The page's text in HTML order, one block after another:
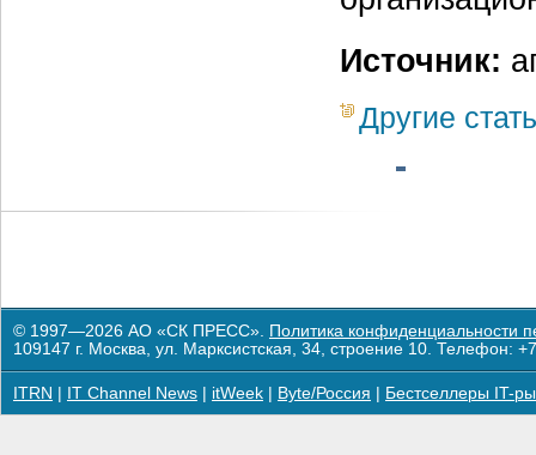
Источник:
Другие
© 1997—2026 АО «СК ПРЕСС». Политика конфиденциальности
109147 г. Москва, ул. Марксистская, 34, строение 10. Телефон:
ITRN IT Channel News itWeek Byte/Россия Бестселлеры IT-